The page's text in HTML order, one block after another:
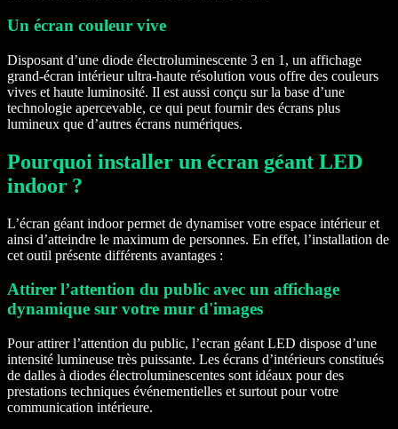
Un écran couleur vive
Disposant d’une diode électroluminescente 3 en 1, un affichage
grand-écran intérieur ultra-haute résolution vous offre des couleurs
vives et haute luminosité. Il est aussi conçu sur la base d’une
technologie apercevable, ce qui peut fournir des écrans plus
lumineux que d’autres écrans numériques.
Pourquoi installer un écran géant LED
indoor ?
L’écran géant indoor permet de dynamiser votre espace intérieur et
ainsi d’atteindre le maximum de personnes. En effet, l’installation de
cet outil présente différents avantages :
Attirer l’attention du public avec un affichage
dynamique sur votre mur d'images
Pour attirer l’attention du public, l’ecran géant LED dispose d’une
intensité lumineuse très puissante. Les écrans d’intérieurs constitués
de dalles à diodes électroluminescentes sont idéaux pour des
prestations techniques événementielles et surtout pour votre
communication intérieure.